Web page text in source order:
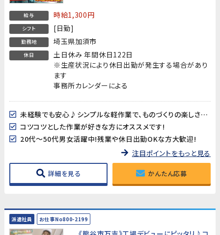
給与 時給1,300円
シフト [日勤]
勤務地 埼玉県加須市
休日
土日休み 年間休日122日
※生産状況により休日出勤が発生する場合があり
ます
事務所カレンダーによる
未経験でも安心♪シンプルな軽作業で、ものづくりの楽しさを実感！
コツコツとした作業が好きな方にオススメです!
20代～50代男女活躍中!残業や休日出勤OKな方大歓迎!
注目ポイントをもっと見る
詳細を見る かんたん応募
派遣社員 お仕事No800-2199